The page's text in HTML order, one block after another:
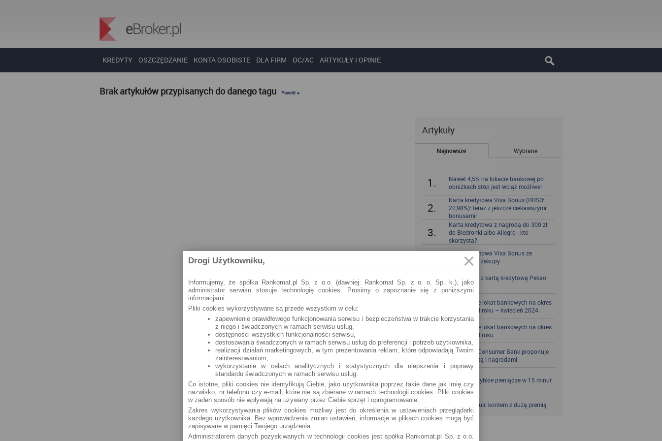
KREDYTY OSZCZĘDZANIE KONTA OSOBISTE DLA FIRM OC/AC ARTYKUŁY I OPINIE
Brak artykułów przypisanych do danego tagu Powrót ►
Artykuły
Najnowsze Wybrane
1.
Nawet 4,5% na lokacie bankowej po
obniżkach stóp jest wciąż możliwe!
2.
Karta kredytowa Visa Bonus (RRSO:
22,98%): teraz z jeszcze ciekawszymi
bonusami!
3.
Karta kredytowa z nagrodą do 300 zł
do Biedronki albo Allegro - kto
skorzysta?
Karta kredytowa Visa Bonus ze
zwrotem za zakupy
5.
Zbieraj mile z kartą kredytową Pekao
S.A.
Porównanie lokat bankowych na okres
powyżej pół roku – kwiecień 2024
Porównanie lokat bankowych na okres
powyżej pół roku
8.
Santander Consumer Bank proponuje
jesień z kartą i nagrodami
9. SKOK po szybkie pieniądze w 15 minut
10. VeloBank kusi kontem z dużą premią
Drogi Użytkowniku,
Informujemy, że spółka Rankomat.pl Sp. z o.o. (dawniej: Rankomat Sp. z o. o. Sp. k.), jako
administrator serwisu stosuje technologię cookies. Prosimy o zapoznanie się z poniższymi
informacjami:
Pliki cookies wykorzystywane są przede wszystkim w celu:
zapewnienie prawidłowego funkcjonowania serwisu i bezpieczeństwa w trakcie korzystania
z niego i świadczonych w ramach serwisu usług,
dostępności wszystkich funkcjonalności serwisu,
dostosowania świadczonych w ramach serwisu usług do preferencji i potrzeb użytkownika,
realizacji działań marketingowych, w tym prezentowania reklam, które odpowiadają Twoim
zainteresowaniom,
wykorzystanie w celach analitycznych i statystycznych dla ulepszenia i poprawy
standardu świadczonych w ramach serwisu usług.
Co istotne, pliki cookies nie identyfikują Ciebie, jako użytkownika poprzez takie dane jak imię czy
nazwisko, nr telefonu czy e-mail, które nie są zbierane w ramach technologii cookies. Pliki cookies
w żaden sposób nie wpływają na używany przez Ciebie sprzęt i oprogramowanie.
Zakres wykorzystywania plików cookies możliwy jest do określenia w ustawieniach przeglądarki
każdego użytkownika. Bez wprowadzenia zmian ustawień, informacje w plikach cookies mogą być
zapisywane w pamięci Twojego urządzenia.
Administratorem danych pozyskiwanych w technologii cookies jest spółka Rankomat.pl Sp. z o.o.